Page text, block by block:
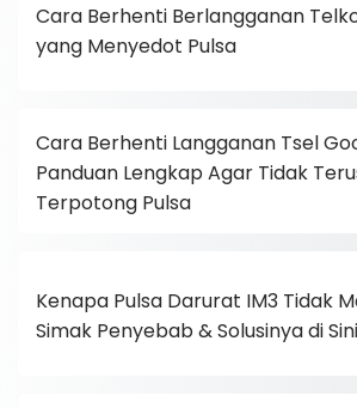
Cara Berhenti Berlangganan
yang Menyedot Pulsa
Cara Berhenti Langganan Tsel
Panduan Lengkap Agar Tidak
Terpotong Pulsa
Kenapa Pulsa Darurat IM3 Tidak
Simak Penyebab & Solusinya di